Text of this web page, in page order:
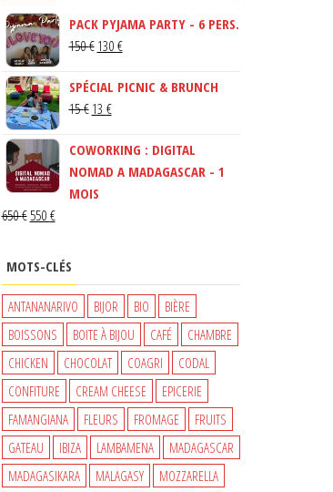
PACK PYJAMA PARTY - 6 PERS.
150€ LE
INITIAL
ÉTAIT :
130 €LE
ACTUEL
SPÉCIAL PICNIC & BRUNCH
15€ LE
INITIAL
ÉTAIT :
15 €.
13 €LE
ACTUEL
EST :
COWORKING : DIGITAL
NOMAD A MADAGASCAR - 1
MOIS
650€ LE
650 €.
550 €LE
ACTUEL
550 €.
MOTS-CLÉS
ANTANANARIVO BIJOR BIO
BIÈRE
BOISSONS
BOITE À BIJOU CAFÉ
CHAMBRE
CHICKEN
CHOCOLAT COAGRI
CODAL
CONFITURE
CREAM CHEESE
EPICERIE
FAMANGIANA
FLEURS FROMAGE
FRUITS
GATEAU
IBIZA LAMBAMENA
MADAGASCAR
MADAGASIKARA
MALAGASY
MOZZARELLA